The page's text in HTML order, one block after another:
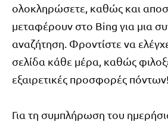
ολοκληρώσετε, καθώς και
μεταφέρουν στο Bing για μια
αναζήτηση. Φροντίστε να
σελίδα κάθε μέρα, καθώς
εξαιρετικές προσφορές πόντων!
Για τη συμπλήρωση του